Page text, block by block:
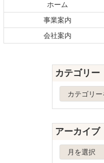
ン
文
の
へ
ホーム
事業案内
会社案内
カテゴリー
ゴ
リ
ー
アーカイブ
ー